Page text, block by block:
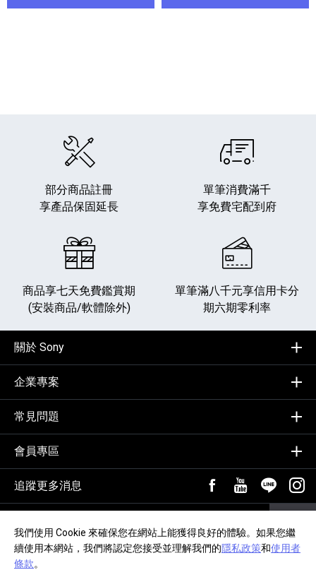
我們使用 Cookie 來確保您在網站上能獲得良好的體驗。如果您繼
續使用本網站，我們將認定您接受並理解我們的隱私政策和使用者
條款。
部分商品註冊
享產品保固延長
單筆消費滿千
享免費宅配到府
商品享七天免費鑑賞期
(安裝商品/軟體除外)
單筆滿八千元享信用卡分
期六期零利率
關於 Sony
企業專案
常見問題
會員專區
追蹤更多消息
FB粉絲專頁[另開新
YouTube頻道[
加入 追
輸入Email，訂閱電子報
隱私政策